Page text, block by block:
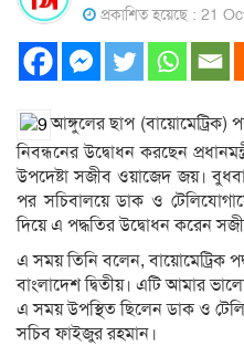
প্রকাশিত হয়েছে : 21
আঙ্গুলের ছাপ (বায়োমেট্রিক)
নিবন্ধনের উদ্বোধন করছেন
উপদেষ্টা সজীব ওয়াজেদ জয়।
পর সচিবালয়ে ডাক ও
দিয়ে এ পদ্ধতির উদ্বোধন করেন
এ সময় তিনি বলেন, বায়োমেট্রিক
বাংলাদেশ দ্বিতীয়। এটি আমার
এ সময় উপস্থিত ছিলেন ডাক ও
সচিব ফাইজুর রহমান।